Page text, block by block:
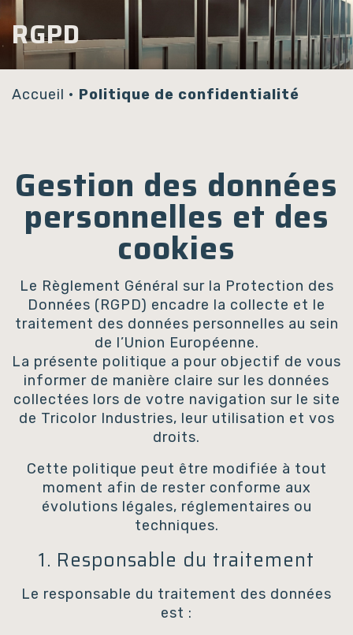
RGPD
Accueil • Politique de confidentialité
Gestion des données
personnelles et des
cookies
Le Règlement Général sur la Protection des
Données (RGPD) encadre la collecte et le
traitement des données personnelles au sein
de l’Union Européenne.
La présente politique a pour objectif de vous
informer de manière claire sur les données
collectées lors de votre navigation sur le site
de Tricolor Industries, leur utilisation et vos
droits.
Cette politique peut être modifiée à tout
moment afin de rester conforme aux
évolutions légales, réglementaires ou
techniques.
1. Responsable du traitement
Le responsable du traitement des données
est :
Panneau de gestion des cookies